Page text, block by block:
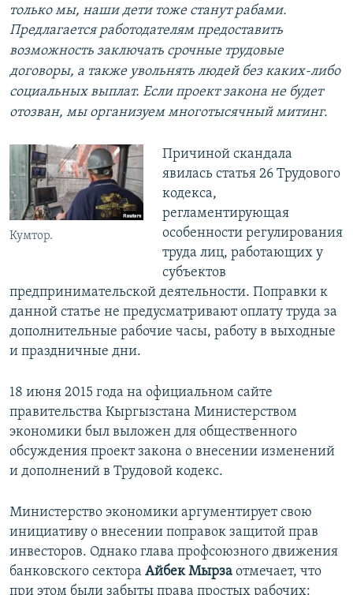
только мы, наши дети тоже станут рабами.
Предлагаетсяработодателямпредоставить
возможность заключать срочные трудовые
договоры, а также увольнять людей без каких-либо
социальных выплат. Если проект закона не будет
отозван, мы организуем многотысячный митинг.
Кумтор.
Причиной скандала
явилась статья 26 Трудового
кодекса,
регламентирующая
особенности регулирования
труда лиц, работающих у
субъектов
предпринимательской деятельности. Поправки к
данной статье не предусматривают оплату труда за
дополнительные рабочие часы, работу в выходные
и праздничные дни.
18 июня 2015 года на официальном сайте
правительства Кыргызстана Министерством
экономики был выложен для общественного
обсуждения проект закона о внесении изменений
и дополнений в Трудовой кодекс.
Министерство экономики аргументирует свою
инициативу о внесении поправок защитой прав
инвесторов. Однако глава профсоюзного движения
банковского сектора Айбек Мырза отмечает, что
при этом были забыты права простых рабочих: